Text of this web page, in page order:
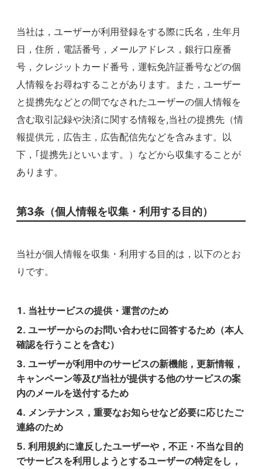
当社は，ユーザーが利用登録をする際に氏名，生年月
日，住所，電話番号，メールアドレス，銀行口座番
号，クレジットカード番号，運転免許証番号などの個
人情報をお尋ねすることがあります。また，ユーザー
と提携先などとの間でなされたユーザーの個人情報を
含む取引記録や決済に関する情報を,当社の提携先（情
報提供元，広告主，広告配信先などを含みます。以
下，｢提携先｣といいます。）などから収集することが
あります。
第3条（個人情報を収集・利用する目的）
当社が個人情報を収集・利用する目的は，以下のとお
りです。
当社サービスの提供・運営のため
ユーザーからのお問い合わせに回答するため（本人
確認を行うことを含む）
ユーザーが利用中のサービスの新機能，更新情報，
キャンペーン等及び当社が提供する他のサービスの案
内のメールを送付するため
メンテナンス，重要なお知らせなど必要に応じたご
連絡のため
利用規約に違反したユーザーや，不正・不当な目的
でサービスを利用しようとするユーザーの特定をし，